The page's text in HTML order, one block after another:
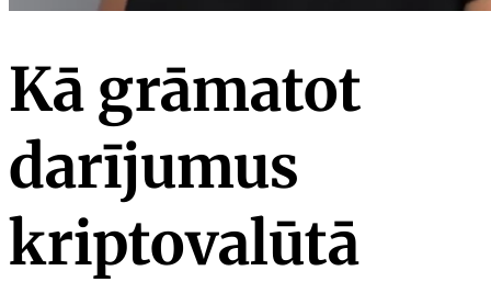
Kā grāmatot
darījumus
kriptovalūtā